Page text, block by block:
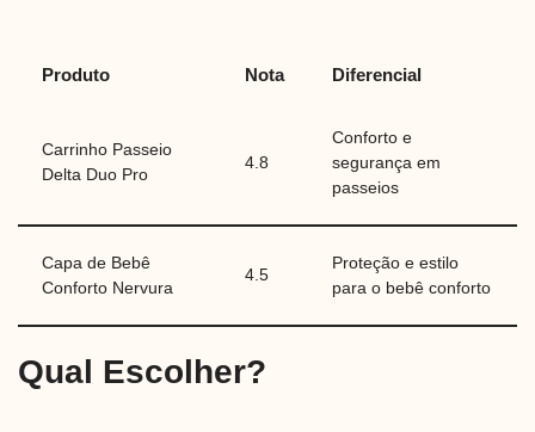
Produto Nota Diferencial
Carrinho Passeio
Delta Duo Pro
4.8
Conforto e
segurança em
passeios
Capa de Bebê
Conforto Nervura
4.5
Proteção e estilo
para o bebê conforto
Qual Escolher?